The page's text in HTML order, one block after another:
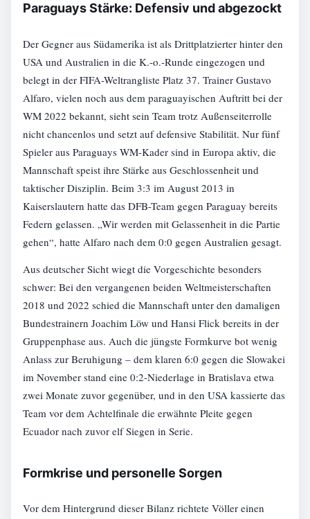
Paraguays Stärke: Defensiv und abgezockt
Der Gegner aus Südamerika ist als Drittplatzierter hinter den
USA und Australien in die K.-o.-Runde eingezogen und
belegt in der FIFA-Weltrangliste Platz 37. Trainer Gustavo
Alfaro, vielen noch aus dem paraguayischen Auftritt bei der
WM 2022 bekannt, sieht sein Team trotz Außenseiterrolle
nicht chancenlos und setzt auf defensive Stabilität. Nur fünf
Spieler aus Paraguays WM-Kader sind in Europa aktiv, die
Mannschaft speist ihre Stärke aus Geschlossenheit und
taktischer Disziplin. Beim 3:3 im August 2013 in
Kaiserslautern hatte das DFB-Team gegen Paraguay bereits
Federn gelassen. „Wir werden mit Gelassenheit in die Partie
gehen“, hatte Alfaro nach dem 0:0 gegen Australien gesagt.
Aus deutscher Sicht wiegt die Vorgeschichte besonders
schwer: Bei den vergangenen beiden Weltmeisterschaften
2018 und 2022 schied die Mannschaft unter den damaligen
Bundestrainern Joachim Löw und Hansi Flick bereits in der
Gruppenphase aus. Auch die jüngste Formkurve bot wenig
Anlass zur Beruhigung – dem klaren 6:0 gegen die Slowakei
im November stand eine 0:2-Niederlage in Bratislava etwa
zwei Monate zuvor gegenüber, und in den USA kassierte das
Team vor dem Achtelfinale die erwähnte Pleite gegen
Ecuador nach zuvor elf Siegen in Serie.
Formkrise und personelle Sorgen
Vor dem Hintergrund dieser Bilanz richtete Völler einen